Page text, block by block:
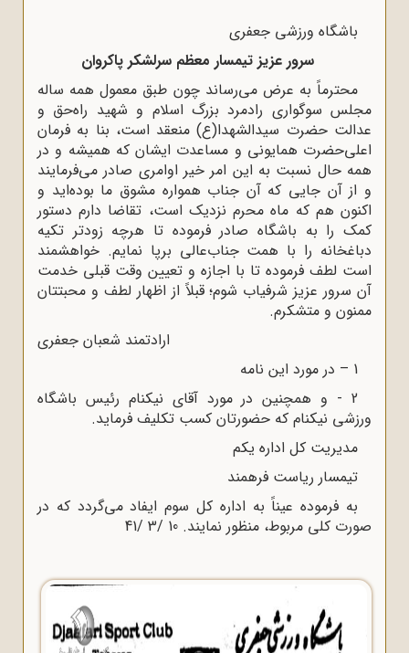
باشگاه ورزشى جعفرى
سرور عزیز تیمسار معظم سرلشکر پاکروان
محترماً به عرض مى‌رساند چون طبق معمول همه ساله
مجلس سوگوارى رادمرد بزرگ اسلام و شهید راه‌حق و
عدالت حضرت سیدالشهدا(ع) منعقد است، بنا به فرمان
اعلى‌حضرت همایونى و مساعدت ایشان که همیشه و در
همه حال نسبت به این امر خیر اوامرى صادر مى‌فرمایند
و از آن جایى که آن جناب همواره مشوق ما بوده‌اید و
اکنون هم که ماه محرم نزدیک است، تقاضا دارم دستور
کمک را به باشگاه صادر فرموده تا هرچه زودتر تکیه
دباغخانه را با همت جناب‌عالى برپا نمایم. خواهشمند
است لطف فرموده تا با اجازه و تعیین وقت قبلى خدمت
آن سرور عزیز شرفیاب شوم؛ قبلاً از اظهار لطف و محبتتان
ممنون و متشکرم.
ارادتمند شعبان جعفرى
1 – در مورد این نامه
2 - و همچنین در مورد آقاى نیکنام رئیس باشگاه
ورزشى نیکنام که حضورتان کسب تکلیف فرماید.
مدیریت کل اداره یکم
تیمسار ریاست فرهمند
به فرموده عیناً به اداره‌ کل سوم ایفاد مى‌گردد که در
صورت کلى مربوط، منظور نمایند. 10 /3 /41